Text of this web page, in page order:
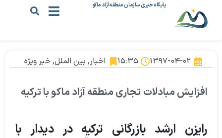
پایگاه خبری سازمان منطقه آزاد ماکو
۱۳۹۷-۰۴-۰۲ ۱۵:۳۵ اخبار, بین الملل,خبر ویژه
افزایش مبادلات تجاری منطقه آزاد ماکو با ترکیه
رایزن ارشد بازرگانی ترکیه در دیدار با